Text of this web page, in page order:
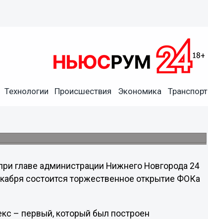
Технологии Происшествия Экономика Транспорт
в Автозаводском районе
25 декабря
главе администрации Нижнего Новгорода 24
состоится торжественное открытие ФОКа
– первый, который был построен